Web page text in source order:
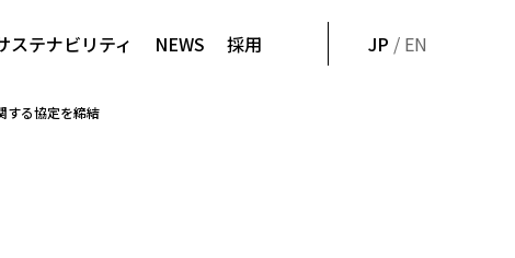
ステナビリティ NEWS 採用 JP / EN
する協定を締結